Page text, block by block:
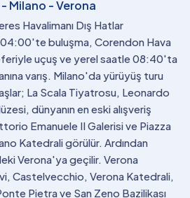
Milano - Verona
Havalimanı Dış Hatlar
buluşma, Corendon Hava
uçuş ve yerel saatle 08:40'ta
varış. Milano'da yürüyüş turu
La Scala Tiyatrosu, Leonardo
dünyanın en eski alışveriş
Emanuele II Galerisi ve Piazza
Katedrali görülür. Ardından
Verona'ya geçilir. Verona
Castelvecchio, Verona Katedrali,
Pietra ve San Zeno Bazilikası